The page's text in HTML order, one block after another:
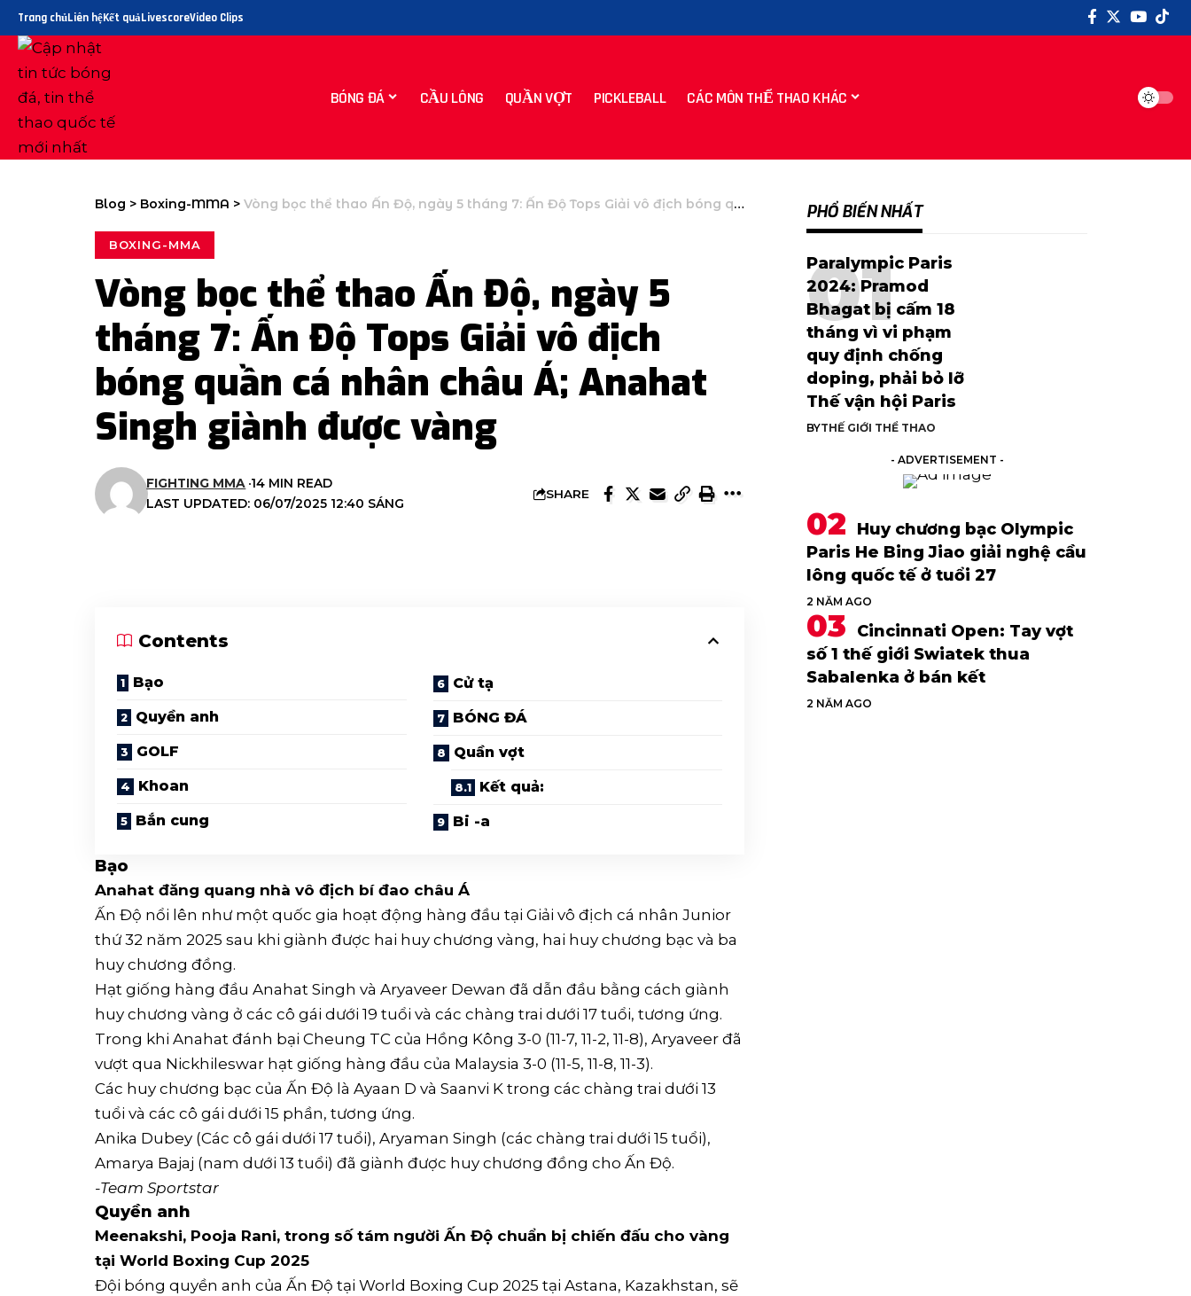
Trang chủLiên hệKết quảLivescoreVideo Clips
BÓNG ĐÁ CẦU LÔNG QUẦN VỢT PICKLEBALL CÁC MÔN THỂ THAO KHÁC
Blog > Boxing-MMA > Vòng bọc thể thao Ấn Độ, ngày 5 tháng 7: Ấn Độ Tops Giải vô địch bóng quần cá nhân châu Á; Anahat Singh giành được vàng
BOXING-MMA
Vòng bọc thể thao Ấn Độ, ngày 5
tháng 7: Ấn Độ Tops Giải vô địch
bóng quần cá nhân châu Á; Anahat
Singh giành được vàng
LAST UPDATED: 06/07/2025 12:40 SÁNG
FIGHTING MMA 14 MIN READ
SHARE
Contents
Bạo
Quyền anh
GOLF
Khoan
Bắn cung
Cử tạ
BÓNG ĐÁ
Quần vợt
Kết quả:
Bi -a
Bạo
Anahat đăng quang nhà vô địch bí đao châu Á
Ấn Độ nổi lên như một quốc gia hoạt động hàng đầu tại Giải vô địch cá nhân Junior
thứ 32 năm 2025 sau khi giành được hai huy chương vàng, hai huy chương bạc và ba
huy chương đồng.
Hạt giống hàng đầu Anahat Singh và Aryaveer Dewan đã dẫn đầu bằng cách giành
huy chương vàng ở các cô gái dưới 19 tuổi và các chàng trai dưới 17 tuổi, tương ứng.
Trong khi Anahat đánh bại Cheung TC của Hồng Kông 3-0 (11-7, 11-2, 11-8), Aryaveer đã
vượt qua Nickhileswar hạt giống hàng đầu của Malaysia 3-0 (11-5, 11-8, 11-3).
Các huy chương bạc của Ấn Độ là Ayaan D và Saanvi K trong các chàng trai dưới 13
tuổi và các cô gái dưới 15 phần, tương ứng.
Anika Dubey (Các cô gái dưới 17 tuổi), Aryaman Singh (các chàng trai dưới 15 tuổi),
Amarya Bajaj (nam dưới 13 tuổi) đã giành được huy chương đồng cho Ấn Độ.
-Team Sportstar
Quyền anh
Meenakshi, Pooja Rani, trong số tám người Ấn Độ chuẩn bị chiến đấu cho vàng
tại World Boxing Cup 2025
Đội bóng quyền anh của Ấn Độ tại World Boxing Cup 2025 tại Astana, Kazakhstan, sẽ
PHỔ BIẾN NHẤT
Paralympic Paris
2024: Pramod
Bhagat bị cấm 18
tháng vì vi phạm
quy định chống
doping, phải bỏ lỡ
Thế vận hội Paris
BYTHẾ GIỚI THỂ THAO
- ADVERTISEMENT -
Huy chương bạc Olympic
Paris He Bing Jiao giải nghệ cầu
lông quốc tế ở tuổi 27
2 NĂM AGO
Cincinnati Open: Tay vợt
số 1 thế giới Swiatek thua
Sabalenka ở bán kết
2 NĂM AGO